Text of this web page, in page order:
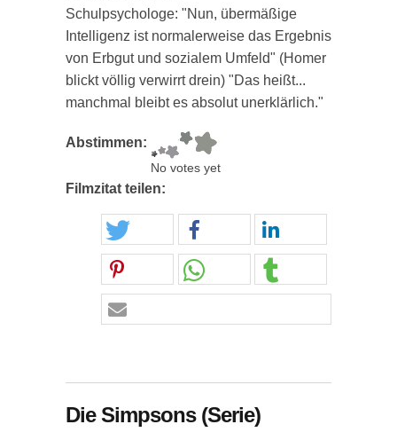
Schulpsychologe: "Nun, übermäßige
Intelligenz ist normalerweise das Ergebnis
von Erbgut und sozialem Umfeld" (Homer
blickt völlig verwirrt drein) "Das heißt...
manchmal bleibt es absolut unerklärlich."
Abstimmen:
No votes yet
Filmzitat teilen:
Die Simpsons (Serie)